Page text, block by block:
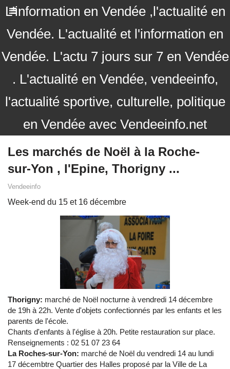
L'information en Vendée ,l'actualité en
Vendée. L'actualité et l'information en
Vendée. L'actu 7 jours sur 7 en Vendée
. L'actualité en Vendée, vendeeinfo,
l'actualité sportive, culturelle, politique
en Vendée avec Vendeeinfo.net
Les marchés de Noël à la Roche-
sur-Yon , l'Epine, Thorigny ...
Vendeeinfo
Week-end du 15 et 16 décembre
Thorigny: marché de Noël nocturne à vendredi 14 décembre
de 19h à 22h. Vente d'objets confectionnés par les enfants et les
parents de l'école.
Chants d'enfants à l'église à 20h. Petite restauration sur place.
Renseignements : 02 51 07 23 64
La Roches-sur-Yon: marché de Noël du vendredi 14 au lundi
17 décembtre Quartier des Halles proposé par la Ville de La